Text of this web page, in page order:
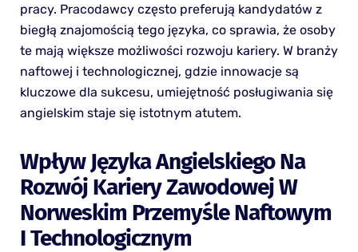
pracy. Pracodawcy często preferują kandydatów z
biegłą znajomością tego języka, co sprawia, że osoby
te mają większe możliwości rozwoju kariery. W branży
naftowej i technologicznej, gdzie innowacje są
kluczowe dla sukcesu, umiejętność posługiwania się
angielskim staje się istotnym atutem.
Wpływ Języka Angielskiego Na
Rozwój Kariery Zawodowej W
Norweskim Przemyśle Naftowym
I Technologicznym